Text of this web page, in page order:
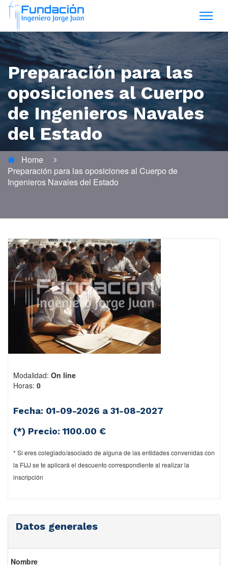
Preparación para las
oposiciones al Cuerpo
de Ingenieros Navales
del Estado
Home
Preparación para las oposiciones al Cuerpo de
Ingenieros Navales del Estado
Modalidad: On line
Horas: 0
Fecha: 01-09-2026 a 31-08-2027
(*) Precio: 1100.00 €
* Si eres colegiado/asociado de alguna de las entidades convenidas con
la FIJJ se te aplicará el descuento correspondiente al realizar la
inscripción
Datos generales
Nombre